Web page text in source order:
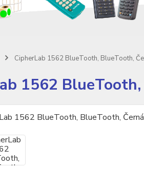
CipherLab 1562 BlueTooth, BlueTooth,
1562